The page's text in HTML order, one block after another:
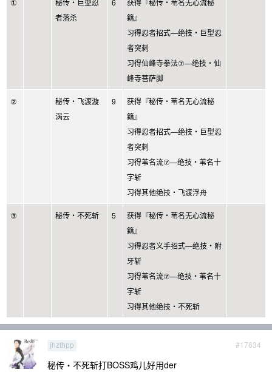
①
秘传・巨型忍
者落杀
6
获得『秘传・苇名无心流秘
籍』
习得忍者招式—绝技・巨型忍
者突刺
习得仙峰寺拳法⑦—绝技・仙
峰寺菩萨脚
②
秘传・飞渡漩
涡云
9
获得『秘传・苇名无心流秘
籍』
习得忍者招式—绝技・巨型忍
者突刺
习得苇名流⑦—绝技・苇名十
字斩
习得其他绝技・飞渡浮舟
③ 秘传・不死斩 5
获得『秘传・苇名无心流秘
籍』
习得忍者义手招式—绝技・附
牙斩
习得苇名流⑦—绝技・苇名十
字斩
习得其他绝技・不死斩
#17634
jhzthpp
秘传・不死斩打BOSS鸡儿好用der